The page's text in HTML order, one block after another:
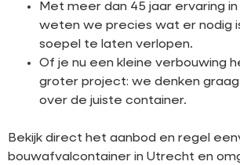
Met meer dan 45 jaar ervaring
weten we precies wat er nodig
soepel te laten verlopen.
Of je nu een kleine verbouwing
groter project: we denken
over de juiste container.
Bekijk direct het aanbod en regel
bouwafvalcontainer in Utrecht en